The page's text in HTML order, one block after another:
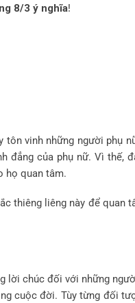
8/3 ý nghĩa!
tôn vinh những người phụ
đẳng của phụ nữ. Vì thế,
họ quan tâm.
thiêng liêng này để quan
lời chúc đối với những
cuộc đời. Tùy từng đối